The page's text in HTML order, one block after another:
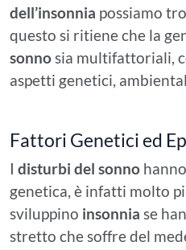
dell’insonnia possiamo
questo si ritiene che la
sonnosia multifattoriali,
aspetti genetici,
Fattori Genetici ed
I disturbi del sonno
genetica, è infatti molto
sviluppino insonnia se
stretto che soffre del